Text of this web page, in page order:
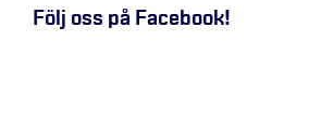
Följ oss på Facebook!